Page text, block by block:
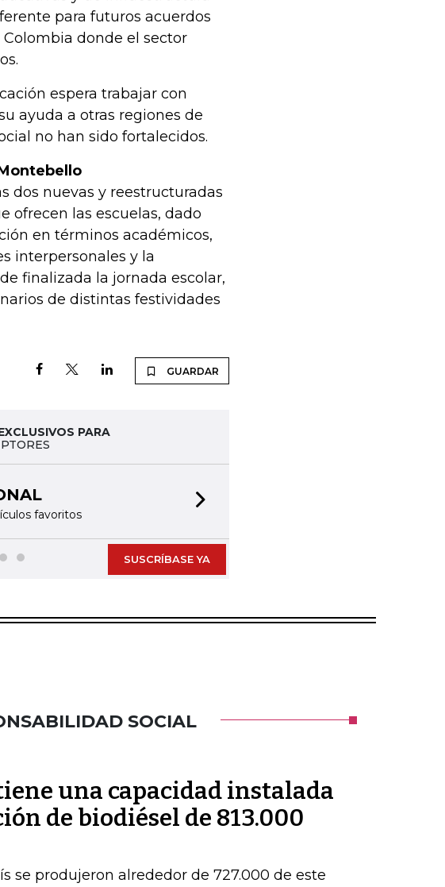
para futuros acuerdos
donde el sector
espera trabajar con
ayuda a otras regiones de
no han sido fortalecidos.
dos nuevas y reestructuradas
ofrecen las escuelas, dado
en términos académicos,
interpersonales y la
finalizada la jornada escolar,
de distintas festividades
GUARDAR
PARA
favoritos
SUSCRÍBASE YA
SOCIAL
una capacidad instalada
de biodiésel de 813.000
se produjeron alrededor de 727.000 de este